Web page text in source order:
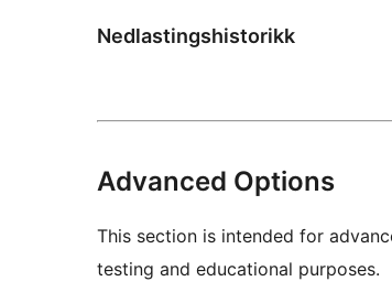
Nedlastingshistorikk
Advanced Options
This section is intended for
testing and educational purposes.